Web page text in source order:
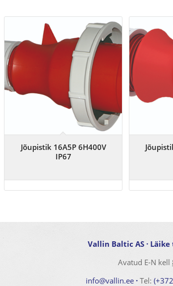
Jõupistik 16A5P 6H400V
IP67
Vallin Baltic AS ·
Avatud E-N kell
info@vallin.ee · Tel: